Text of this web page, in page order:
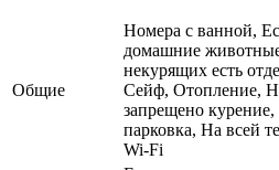
Общие
Номера с ванной,
домашние
некурящих есть
Сейф, Отопление,
запрещено
парковка, На всей
Wi-Fi